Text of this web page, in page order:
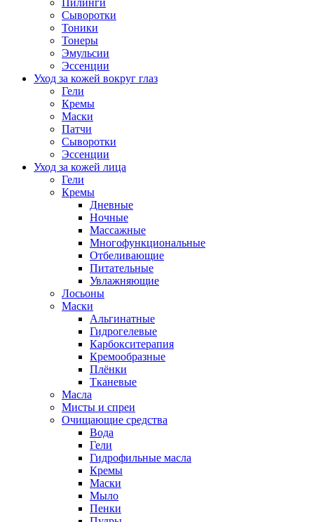
Пилинги
Сыворотки
Тоники
Тонеры
Эмульсии
Эссенции
Уход за кожей вокруг глаз
Гели
Кремы
Маски
Патчи
Сыворотки
Эссенции
Уход за кожей лица
Гели
Кремы
Дневные
Ночные
Массажные
Многофункциональные
Отбеливающие
Питательные
Увлажняющие
Лосьоны
Маски
Альгинатные
Гидрогелевые
Карбокситерапия
Кремообразные
Плёнки
Тканевые
Масла
Мисты и спреи
Очищающие средства
Вода
Гели
Гидрофильные масла
Кремы
Маски
Мыло
Пенки